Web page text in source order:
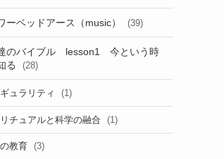
ーベッドアース（music） (39)
のバイブル lesson1 今という時
る
(28)
ュラリティ (1)
チュアルと科学の融合 (1)
教育 (3)